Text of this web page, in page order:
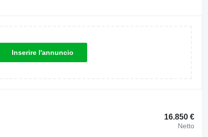
Inserire l'annuncio
16.850 €
Netto